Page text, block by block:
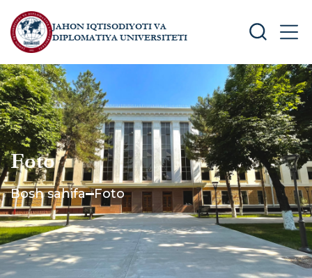
JAHON IQTISODIYOTI VA
DIPLOMATIYA UNIVERSITETI
SEARCH
Foto
Bosh sahifa Foto